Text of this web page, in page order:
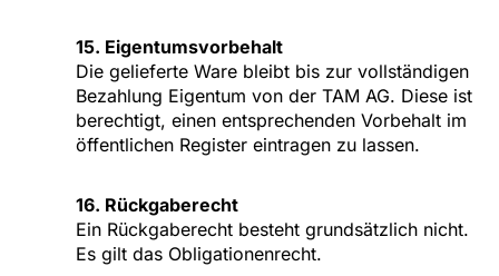
15. Eigentumsvorbehalt
Die gelieferte Ware bleibt bis zur vollständigen
Bezahlung Eigentum von der TAM AG. Diese ist
berechtigt, einen entsprechenden Vorbehalt im
öffentlichen Register eintragen zu lassen.
16. Rückgaberecht
Ein Rückgaberecht besteht grundsätzlich nicht.
Es gilt das Obligationenrecht.